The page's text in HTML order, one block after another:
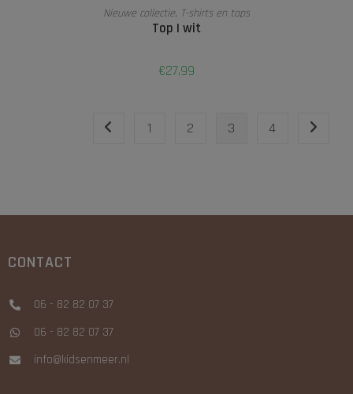
OPTIES SELECTEREN
Nieuwe collectie, T-shirts en tops
Top | wit
€27,99
1 2 3 4
CONTACT
06 - 82 82 07 37
06 - 82 82 07 37
info@kidsenmeer.nl